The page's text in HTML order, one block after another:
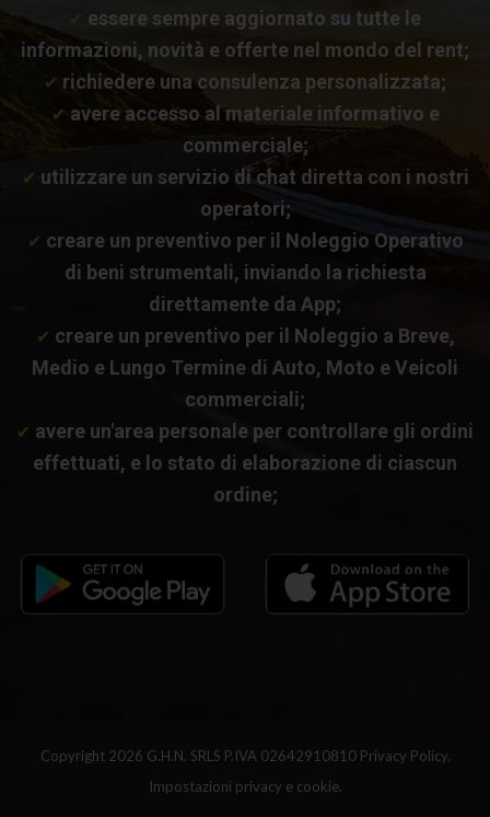
essere sempre aggiornato su tutte le
informazioni, novità e offerte nel mondo del rent;
✔ richiedere una consulenza personalizzata;
✔ avere accesso al materiale informativo e
commerciale;
✔ utilizzare un servizio di chat diretta con i nostri
operatori;
✔ creare un preventivo per il Noleggio Operativo
di beni strumentali, inviando la richiesta
direttamente da App;
✔ creare un preventivo per il Noleggio a Breve,
Medio e Lungo Termine di Auto, Moto e Veicoli
commerciali;
✔ avere un'area personale per controllare gli ordini
effettuati, e lo stato di elaborazione di ciascun
ordine;
Copyright 2026 G.H.N. SRLS P.IVA 02642910810 Privacy Policy.
Impostazioni privacy e cookie.